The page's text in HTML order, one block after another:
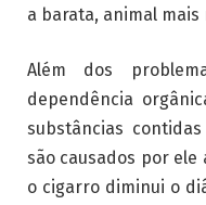
a barata, animal
Além dos
dependência
substâncias
são causados por ele
o cigarro diminui o